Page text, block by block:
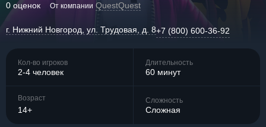
0 оценок От компании QuestQuest
г. Нижний Новгород, ул. Трудовая, д. 8+7 (800) 600-36-92
Кол-во игроков
2-4 человек
Длительность
60 минут
Возраст
14+
Сложность
Сложная